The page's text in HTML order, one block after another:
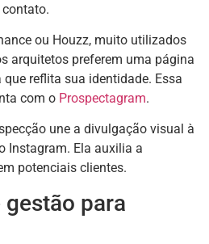
ou Houzz, muito utilizados
arquitetos preferem uma página
reflita sua identidade. Essa
com o Prospectagram.
une a divulgação visual à
Instagram. Ela auxilia a
potenciais clientes.
para